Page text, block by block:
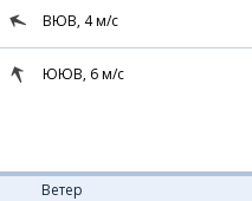
ВЮВ, 4м/с
ЮЮВ, 6м/с
Ветер